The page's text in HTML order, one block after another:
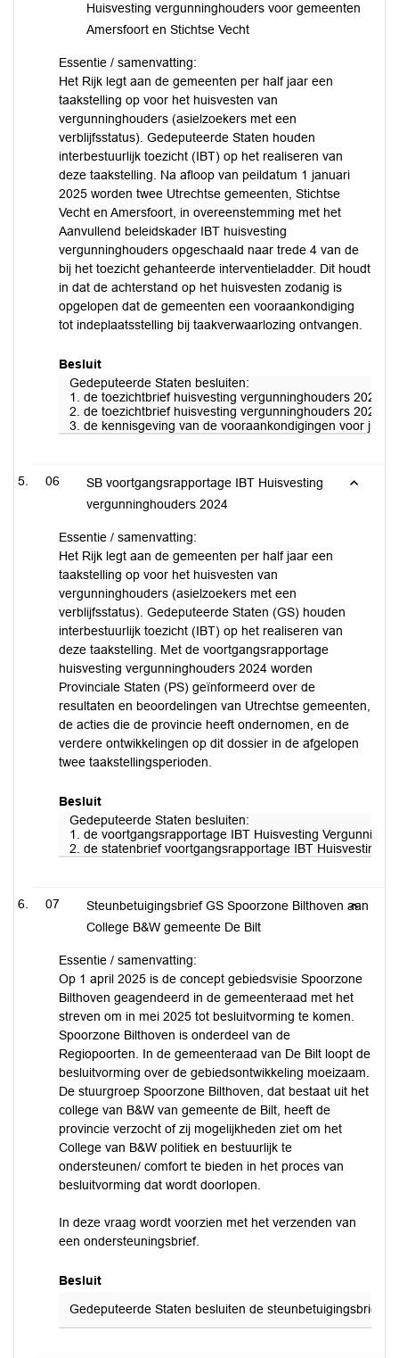
Huisvesting vergunninghouders voor gemeenten
Amersfoort en Stichtse Vecht
Essentie / samenvatting:
Het Rijk legt aan de gemeenten per half jaar een
taakstelling op voor het huisvesten van
vergunninghouders (asielzoekers met een
verblijfsstatus). Gedeputeerde Staten houden
interbestuurlijk toezicht (IBT) op het realiseren van
deze taakstelling. Na afloop van peildatum 1 januari
2025 worden twee Utrechtse gemeenten, Stichtse
Vecht en Amersfoort, in overeenstemming met het
Aanvullend beleidskader IBT huisvesting
vergunninghouders opgeschaald naar trede 4 van de
bij het toezicht gehanteerde interventieladder. Dit houdt
in dat de achterstand op het huisvesten zodanig is
opgelopen dat de gemeenten een vooraankondiging
tot indeplaatsstelling bij taakverwaarlozing ontvangen.
Besluit
Gedeputeerde Staten besluiten:
1. de toezichtbrief huisvesting vergunninghouders 2024-
2. de toezichtbrief huisvesting vergunninghouders 2024-
3. de kennisgeving van de vooraankondigingen voor
06
SB voortgangsrapportage IBT Huisvesting
vergunninghouders 2024
Essentie / samenvatting:
Het Rijk legt aan de gemeenten per half jaar een
taakstelling op voor het huisvesten van
vergunninghouders (asielzoekers met een
verblijfsstatus). Gedeputeerde Staten (GS) houden
interbestuurlijk toezicht (IBT) op het realiseren van
deze taakstelling. Met de voortgangsrapportage
huisvesting vergunninghouders 2024 worden
Provinciale Staten (PS) geïnformeerd over de
resultaten en beoordelingen van Utrechtse gemeenten,
de acties die de provincie heeft ondernomen, en de
verdere ontwikkelingen op dit dossier in de afgelopen
twee taakstellingsperioden.
Besluit
Gedeputeerde Staten besluiten:
1. de voortgangsrapportage IBT Huisvesting
2. de statenbrief voortgangsrapportage IBT Huisvesting
07
Steunbetuigingsbrief GS Spoorzone Bilthoven aan
College B&W gemeente De Bilt
Essentie / samenvatting:
Op 1 april 2025 is de concept gebiedsvisie Spoorzone
Bilthoven geagendeerd in de gemeenteraad met het
streven om in mei 2025 tot besluitvorming te komen.
Spoorzone Bilthoven is onderdeel van de
Regiopoorten. In de gemeenteraad van De Bilt loopt de
besluitvorming over de gebiedsontwikkeling moeizaam.
De stuurgroep Spoorzone Bilthoven, dat bestaat uit het
college van B&W van gemeente de Bilt, heeft de
provincie verzocht of zij mogelijkheden ziet om het
College van B&W politiek en bestuurlijk te
ondersteunen/ comfort te bieden in het proces van
besluitvorming dat wordt doorlopen.
In deze vraag wordt voorzien met het verzenden van
een ondersteuningsbrief.
Besluit
Gedeputeerde Staten besluiten de steunbetuigingsbrief